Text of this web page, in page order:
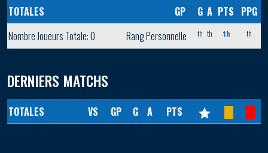
TOTALES GP G A PTS PPG
Nombre Joueurs Totale: 0
Rang Personnelle th th th th
DERNIERS MATCHS
TOTALES VS GP G A PTS